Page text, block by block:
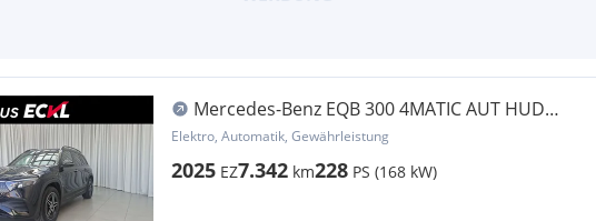
Mercedes-Benz EQB 300 4MATIC AUT HUD
KlimaA LM PDC SoundSys
Elektro, Automatik, Gewährleistung
2025 EZ7.342 km228 PS (168 kW)